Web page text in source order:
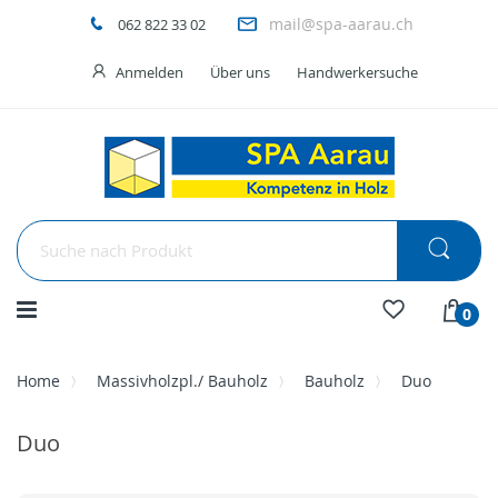
062 822 33 02 mail@spa-aarau.ch
Anmelden Über uns Handwerkersuche
Menü
0
Home Massivholzpl./ Bauholz Bauholz Duo
Duo